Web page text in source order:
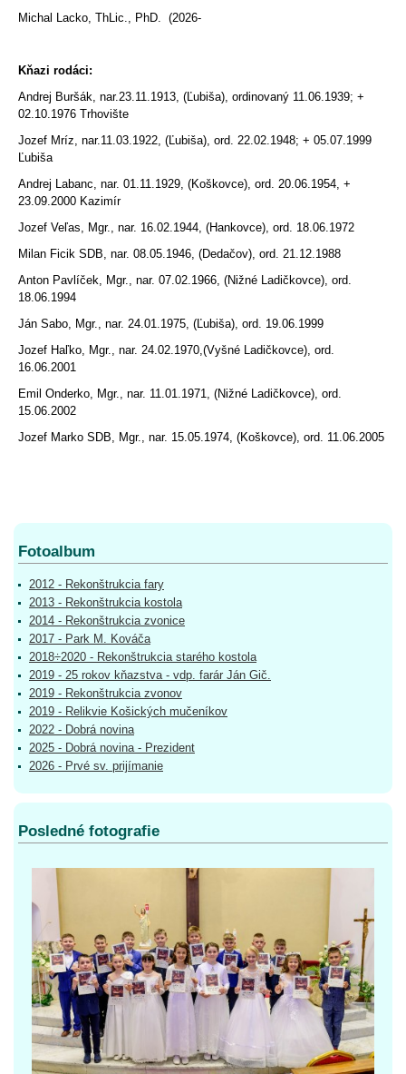
Michal Lacko, ThLic., PhD. (2026-
Kňazi rodáci:
Andrej Buršák, nar.23.11.1913, (Ľubiša), ordinovaný 11.06.1939; +
02.10.1976 Trhovište
Jozef Mríz, nar.11.03.1922, (Ľubiša), ord. 22.02.1948; + 05.07.1999
Ľubiša
Andrej Labanc, nar. 01.11.1929, (Koškovce), ord. 20.06.1954, +
23.09.2000 Kazimír
Jozef Veľas, Mgr., nar. 16.02.1944, (Hankovce), ord. 18.06.1972
Milan Ficik SDB, nar. 08.05.1946, (Dedačov), ord. 21.12.1988
Anton Pavlíček, Mgr., nar. 07.02.1966, (Nižné Ladičkovce), ord.
18.06.1994
Ján Sabo, Mgr., nar. 24.01.1975, (Ľubiša), ord. 19.06.1999
Jozef Haľko, Mgr., nar. 24.02.1970,(Vyšné Ladičkovce), ord.
16.06.2001
Emil Onderko, Mgr., nar. 11.01.1971, (Nižné Ladičkovce), ord.
15.06.2002
Jozef Marko SDB, Mgr., nar. 15.05.1974, (Koškovce), ord. 11.06.2005
Fotoalbum
2012 - Rekonštrukcia fary
2013 - Rekonštrukcia kostola
2014 - Rekonštrukcia zvonice
2017 - Park M. Kováča
2018÷2020 - Rekonštrukcia starého kostola
2019 - 25 rokov kňazstva - vdp. farár Ján Gič.
2019 - Rekonštrukcia zvonov
2019 - Relikvie Košických mučeníkov
2022 - Dobrá novina
2025 - Dobrá novina - Prezident
2026 - Prvé sv. prijímanie
Posledné fotografie